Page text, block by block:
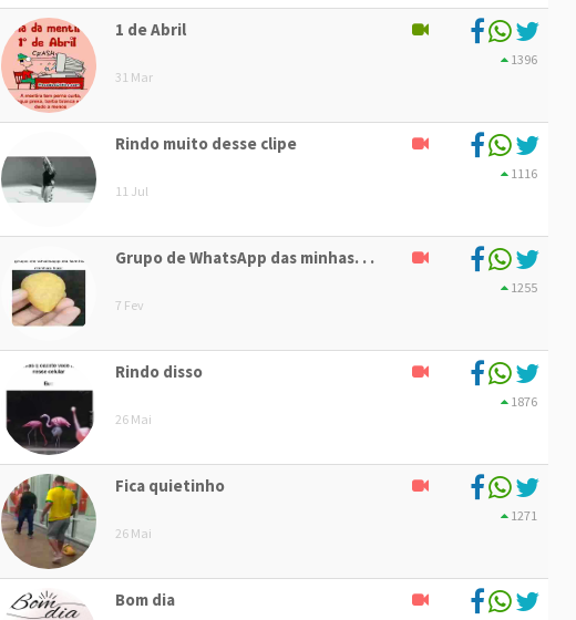
1 de Abril
31 Mar
1396
Rindo muito desse clipe
11 Jul
1116
Grupo de WhatsApp das minhas. . .
7 Fev
1255
Rindo disso
26 Mai
1876
Fica quietinho
26 Mai
1271
Bom dia